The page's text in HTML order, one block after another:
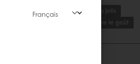
& stabilité
Des produits finis plus jolis
durée de conservation
Améliore le goût